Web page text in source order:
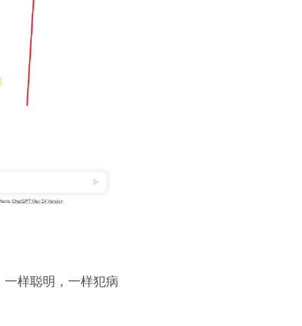
样聪明，一样犯病